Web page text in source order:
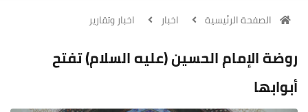
الصفحة الرئيسية اخبار اخبار وتقارير
روضة الإمام الحسين (عليه السلام) تفتح
أبوابها